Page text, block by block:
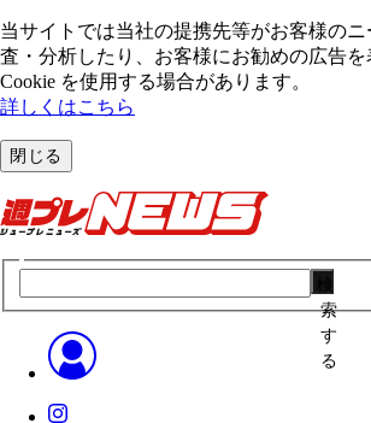
当サイトでは当社の提携先等がお客様の
査・分析したり、お客様にお勧めの広告
Cookie を使⽤する場合があります。
詳しくはこちら
閉じる
索
す
る